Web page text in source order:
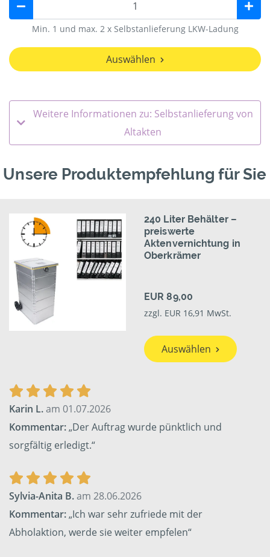
Min. 1 und max. 2 x Selbstanlieferung LKW-Ladung
Auswählen
Weitere Informationen zu: Selbstanlieferung von
Altakten
Unsere Produktempfehlung für Sie
240 Liter Behälter –
preiswerte
Aktenvernichtung in
Oberkrämer
EUR 89,00
zzgl. EUR 16,91 MwSt.
Auswählen
Karin L.am 01.07.2026
Kommentar:„Der Auftrag wurde pünktlich und
sorgfältig erledigt.“
Sylvia-Anita B.am 28.06.2026
Kommentar:„Ich war sehr zufriede mit der
Abholaktion, werde sie weiter empfelen“